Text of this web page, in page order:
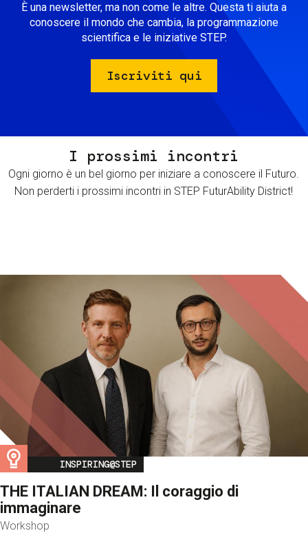
È una newsletter, ma non come le altre. Questa ti aiuta a
conoscere il mondo che cambia, la programmazione
scientifica e le iniziative STEP.
Iscriviti qui
I prossimi incontri
Ogni giorno è un bel giorno per iniziare a conoscere il Futuro.
Non perderti i prossimi incontri in STEP FuturAbility District!
Image
INSPIRING@STEP
THE ITALIAN DREAM: Il coraggio di
immaginare
Workshop